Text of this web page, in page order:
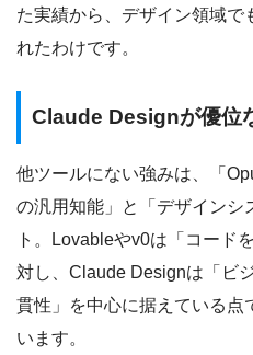
た実績から、デザイン領域で
れたわけです。
Claude Designが優位
他ツールにない強みは、「
の汎用知能」と「デザインシ
ト。Lovableやv0は「コード
対し、Claude Designは「ビ
貫性」を中心に据えている点
います。